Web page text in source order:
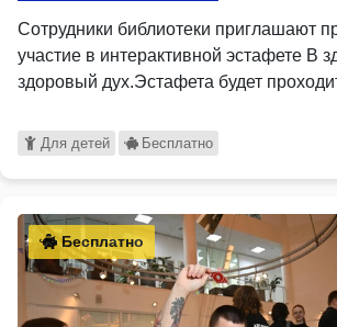
Сотрудники библиотеки приглашают
участие в интерактивной эстафете В
здоровый дух.Эстафета будет
Для детей Бесплатно
Бесплатно